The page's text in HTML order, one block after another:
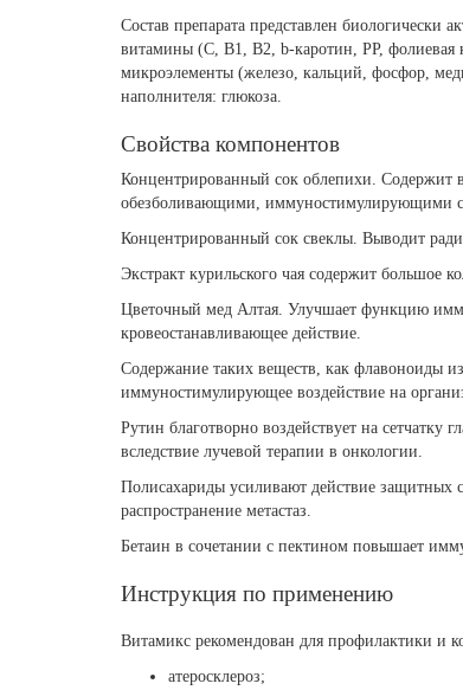
Состав препарата представлен
витамины (С, В1, В2, b-каротин, РР, фолиевая
микроэлементы (железо, кальций, фосфор,
наполнителя: глюкоза.
Свойства компонентов
Концентрированный сок облепихи. Содержит
обезболивающими, иммуностимулирующими
Концентрированный сок свеклы. Выводит
Экстракт курильского чая содержит большое
Цветочный мед Алтая. Улучшает функцию
кровеостанавливающее действие.
Содержание таких веществ, как флавоноиды
иммуностимулирующее воздействие на
Рутин благотворно воздействует на сетчатку
вследствие лучевой терапии в онкологии.
Полисахариды усиливают действие защитных
распространение метастаз.
Бетаин в сочетании с пектином повышает
Инструкция по применению
Витамикс рекомендован для профилактики и
атеросклероз;